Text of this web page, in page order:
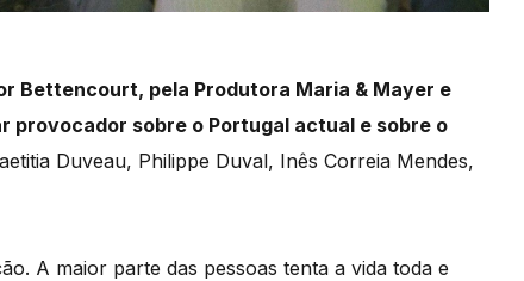
Bettencourt, pela Produtora Maria & Mayer e
provocador sobre o Portugal actual e sobre o
Duveau, Philippe Duval, Inês Correia Mendes,
A maior parte das pessoas tenta a vida toda e